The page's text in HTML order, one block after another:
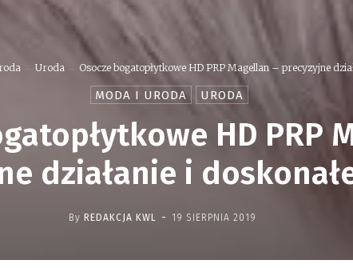
Uroda Osocze bogatopłytkowe HD PRP Magellan – precyzyjne
MODA I URODA URODA
HD PRP
działanie i
By REDAKCJA KWL - 19 SIERPNIA 2019